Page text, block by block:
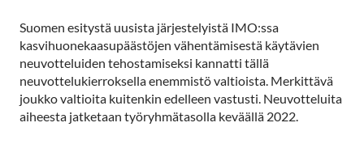
Suomen esitystä uusista järjestelyistä IMO:ssa
kasvihuonekaasupäästöjen vähentämisestä käytävien
neuvotteluiden tehostamiseksi kannatti tällä
neuvottelukierroksella enemmistö valtioista. Merkittävä
joukko valtioita kuitenkin edelleen vastusti. Neuvotteluita
aiheesta jatketaan työryhmätasolla keväällä 2022.